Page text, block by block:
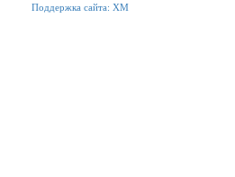
Поддержка сайта: ХМ